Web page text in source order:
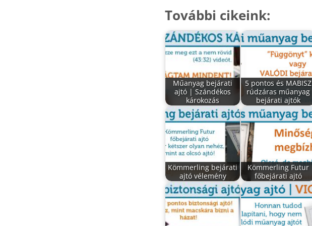
További cikeink:
Műanyag bejárati
ajtó | Szándékos
károkozás
5 pontos és MABISZ
rúdzáras műanyag
bejárati ajtók
Kömmerling bejárati
ajtó vélemény
Kömmerling Futur
főbejárati ajtó